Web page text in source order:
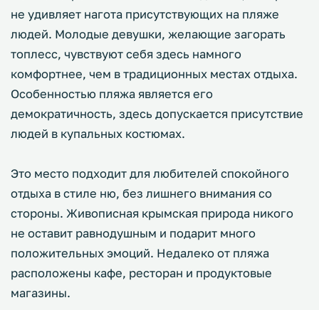
не удивляет нагота присутствующих на пляже
людей. Молодые девушки, желающие загорать
топлесс, чувствуют себя здесь намного
комфортнее, чем в традиционных местах отдыха.
Особенностью пляжа является его
демократичность, здесь допускается присутствие
людей в купальных костюмах.
Это место подходит для любителей спокойного
отдыха в стиле ню, без лишнего внимания со
стороны. Живописная крымская природа никого
не оставит равнодушным и подарит много
положительных эмоций. Недалеко от пляжа
расположены кафе, ресторан и продуктовые
магазины.